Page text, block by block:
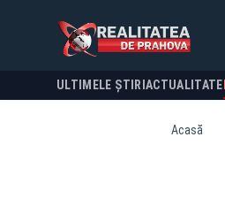
ULTIMELE ȘTIRI ACTUALITATE
Acasă